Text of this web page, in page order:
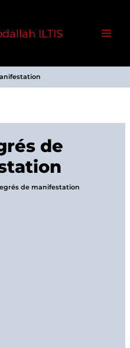
ILTIS
de
de manifestation